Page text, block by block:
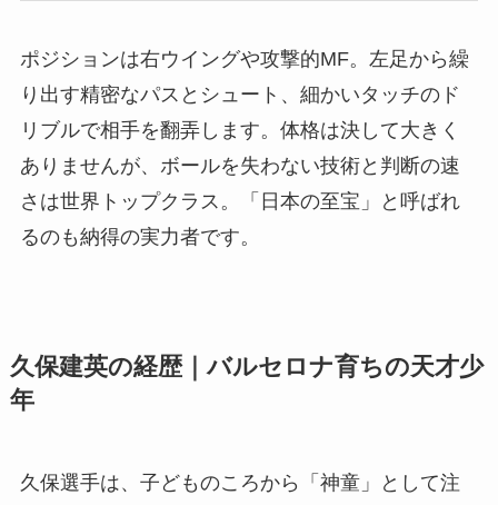
ポジションは右ウイングや攻撃的MF。左足から繰
り出す精密なパスとシュート、細かいタッチのド
リブルで相手を翻弄します。体格は決して大きく
ありませんが、ボールを失わない技術と判断の速
さは世界トップクラス。「日本の至宝」と呼ばれ
るのも納得の実力者です。
久保建英の経歴｜バルセロナ育ちの天才少
年
久保選手は、子どものころから「神童」として注